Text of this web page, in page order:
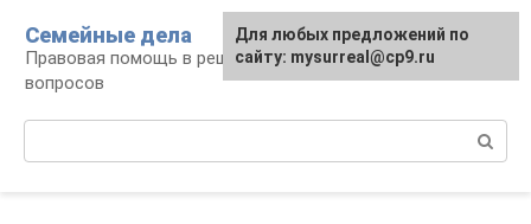
контенту
Семейные дела
Правовая помощь в решении семейных
вопросов
Для любых предложений по
сайту: mysurreal@cp9.ru